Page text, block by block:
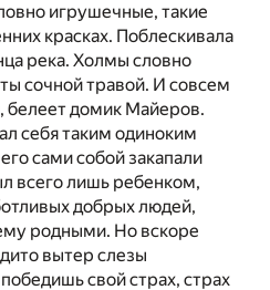
игрушечные, такие
красках. Поблескивала
река. Холмы словно
сочной травой. И совсем
белеет домик Майеров.
себя таким одиноким
сами собой закапали
всего лишь ребенком,
добрых людей,
родными. Но вскоре
вытер слезы
свой страх, страх